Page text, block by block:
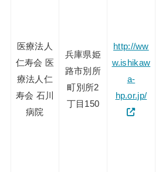
医療法人
仁寿会 医
療法人仁
寿会 石川
病院
兵庫県姫
路市別所
町別所2
丁目150
http://ww
w.ishikaw
a-
hp.or.jp/